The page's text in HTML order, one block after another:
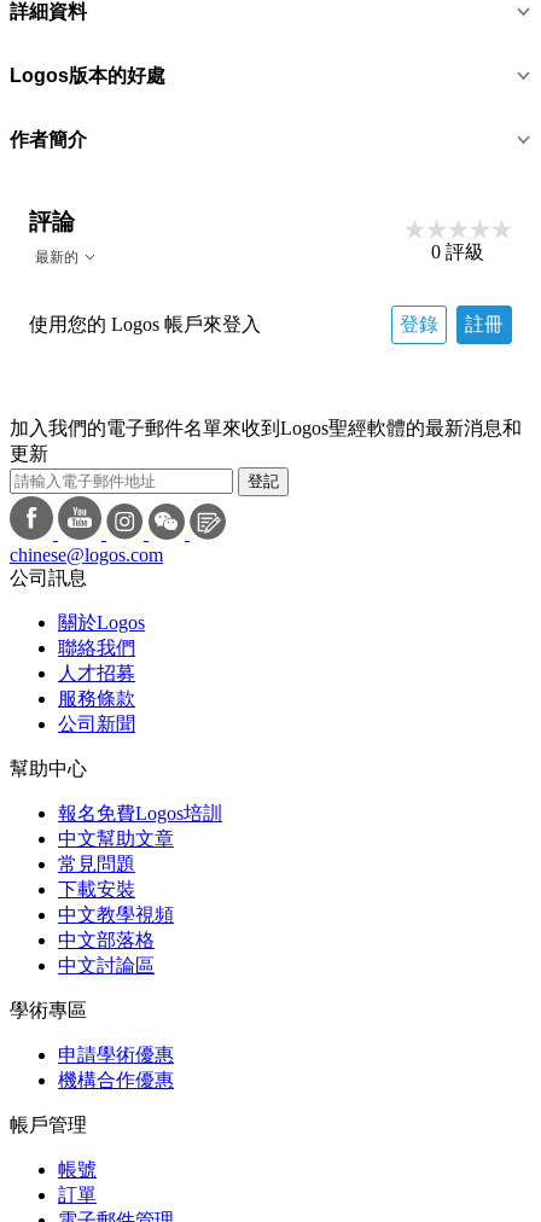
詳細資料
Logos版本的好處
作者簡介
評論
最新的 0 評級
使用您的 Logos 帳戶來登入 登錄 註冊
加入我們的電子郵件名單來收到Logos聖經軟體的最新消息和
更新
登記
chinese@logos.com
公司訊息
關於Logos
聯絡我們
人才招募
服務條款
公司新聞
幫助中心
報名免費Logos培訓
中文幫助文章
常見問題
下載安裝
中文教學視頻
中文部落格
中文討論區
學術專區
申請學術優惠
機構合作優惠
帳戶管理
帳號
訂單